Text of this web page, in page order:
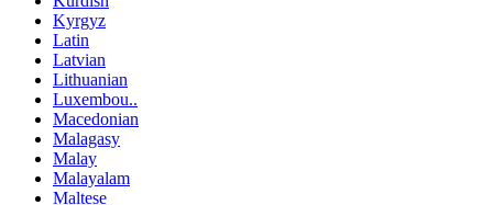
Kyrgyz
Latin
Latvian
Lithuanian
Luxembou..
Macedonian
Malagasy
Malay
Malayalam
Maltese